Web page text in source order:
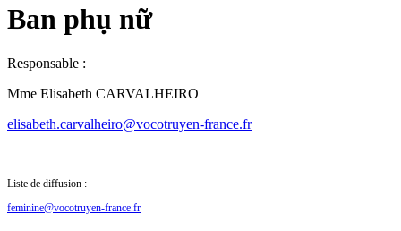
Ban phụ nữ
Responsable :
Mme Elisabeth CARVALHEIRO
elisabeth.carvalheiro@vocotruyen-france.fr
Liste de diffusion :
feminine@vocotruyen-france.fr